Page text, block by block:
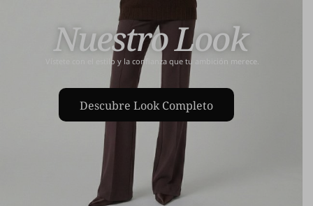
Nuestro Look
Descubre Look Completo
Vístete con el estilo y la confianza que tu ambición merece.